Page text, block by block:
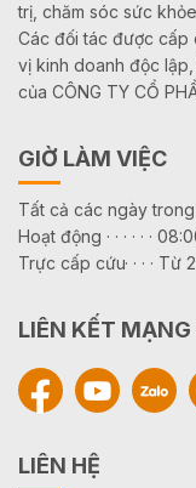
trị, chăm sóc sức
Các đối tác được cấp
vị kinh doanh độc
của CÔNG TY CỔ
GIỜ LÀM VIỆC
Tất cả các ngày
Hoạt động · · · · · ·
Trực cấp cứu· · · · Từ
LIÊN KẾT MẠNG
LIÊN HỆ